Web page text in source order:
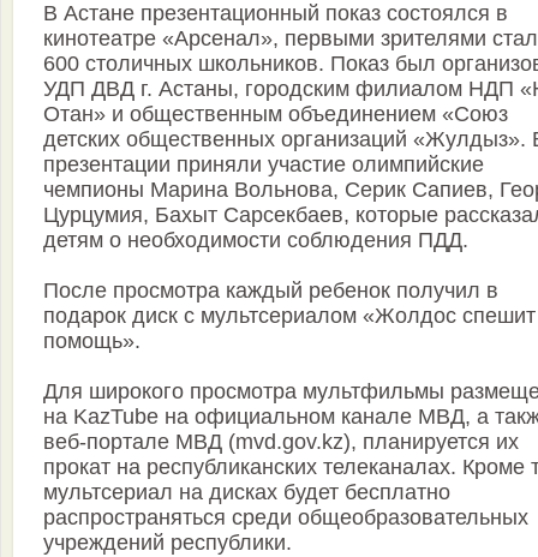
В Астане презентационный показ состоялся в
кинотеатре «Арсенал», первыми зрителями
600 столичных школьников. Показ был
УДП ДВД г. Астаны, городским филиалом НДП
Отан» и общественным объединением «Союз
детских общественных организаций «Жулдыз».
презентации приняли участие олимпийские
чемпионы Марина Вольнова, Серик Сапиев,
Цурцумия, Бахыт Сарсекбаев, которые
детям о необходимости соблюдения ПДД.
После просмотра каждый ребенок получил в
подарок диск с мультсериалом «Жолдос
помощь».
Для широкого просмотра мультфильмы
на KazTube на официальном канале МВД, а
веб-портале МВД (mvd.gov.kz), планируется их
прокат на республиканских телеканалах. Кроме
мультсериал на дисках будет бесплатно
распространяться среди общеобразовательных
учреждений республики.